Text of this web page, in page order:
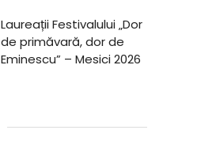
Laureații Festivalului „Dor
de primăvară, dor de
Eminescu” – Mesici 2026